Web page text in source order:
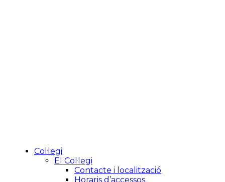
Col·legi
El Col·legi
Contacte i localització
Horaris d’accessos